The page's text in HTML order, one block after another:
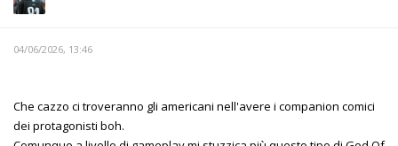
04/06/2026, 13:46
Che cazzo ci troveranno gli americani nell'avere i companion comici
dei protagonisti boh.